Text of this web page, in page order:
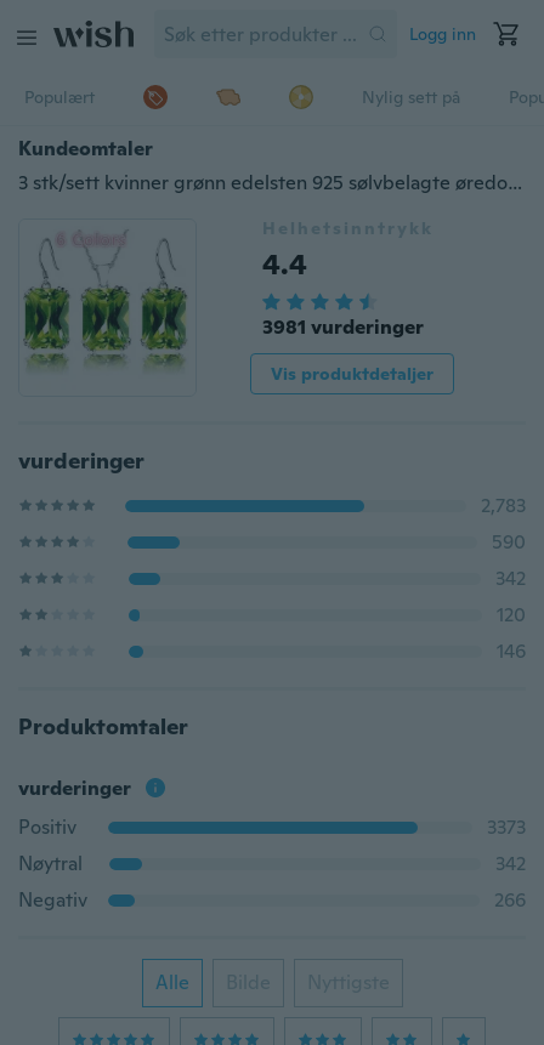
Logg inn
Populært Nylig sett på
Kundeomtaler
3 stk/sett kvinner grønn edelsten 925 sølvbelagte øredobber anheng Halskjede smykkesett gave (valg farge)
Helhetsinntrykk
4.4
3981 vurderinger
Vis produktdetaljer
vurderinger
2,783
590
342
120
146
Produktomtaler
vurderinger
Positiv
3373
Nøytral
342
Negativ
266
Alle Bilde Nyttigste